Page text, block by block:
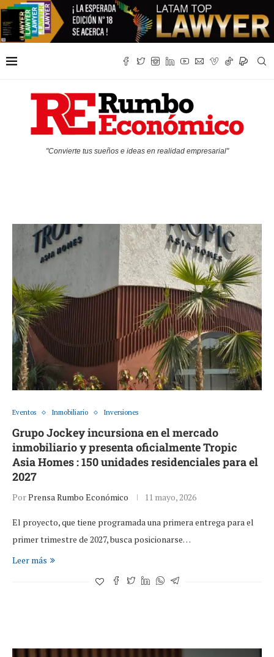
"Convierte tus sueños e ideas en realidad empresarial"
Eventos Inmobiliario Inversiones
Grupo Jockey incursiona en el mercado
inmobiliario y presenta oficialmente Tropic
Asia Homes : 150 unidades residenciales para el
2027
PorPrensa Rumbo Económico 11 mayo, 2026
El proyecto, que tiene programada una primera entrega para el
primer trimestre de 2027, busca posicionarse…
Leer más